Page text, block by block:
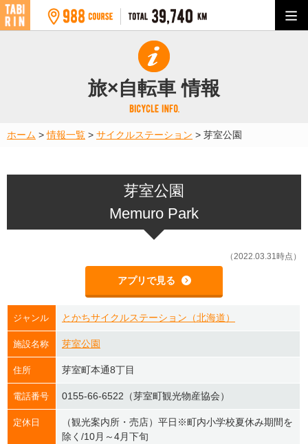
旅×自転車 情報
ホーム >情報一覧 > サイクルステーション > 芽室公園
芽室公園
Memuro Park
（2022.03.31時点）
アプリで見る
ジャンル とかちサイクルステーション（北海道）
施設名称 芽室公園
住所 芽室町本通8丁目
電話番号 0155-66-6522（芽室町観光物産協会）
定休日
（観光案内所・売店）平日※町内小学校夏休み期間を
除く/10月～4月下旬